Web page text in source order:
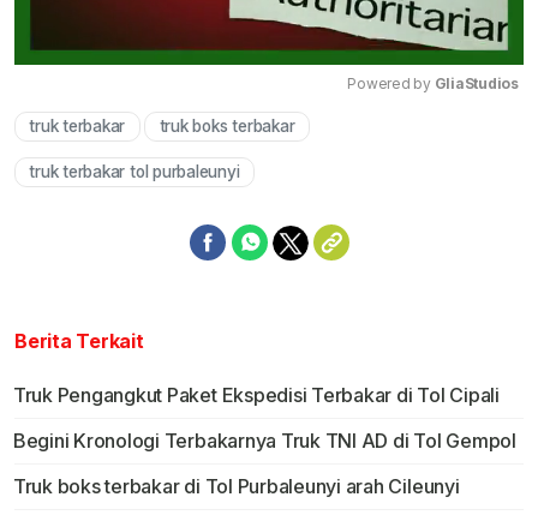
Powered by GliaStudios
truk terbakar truk boks terbakar
truk terbakar tol purbaleunyi
Berita Terkait
Truk Pengangkut Paket Ekspedisi Terbakar di Tol Cipali
Begini Kronologi Terbakarnya Truk TNI AD di Tol Gempol
Truk boks terbakar di Tol Purbaleunyi arah Cileunyi